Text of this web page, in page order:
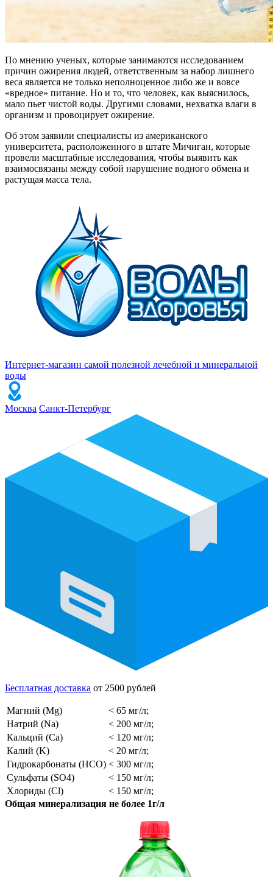
По мнению ученых, которые занимаются исследованием
причин ожирения людей, ответственным за набор лишнего
веса является не только неполноценное либо же и вовсе
«вредное» питание. Но и то, что человек, как выяснилось,
мало пьет чистой воды. Другими словами, нехватка влаги в
организм и провоцирует ожирение.
Об этом заявили специалисты из американского
университета, расположенного в штате Мичиган, которые
провели масштабные исследования, чтобы выявить как
взаимосвязаны между собой нарушение водного обмена и
растущая масса тела.
Интернет-магазин самой полезной лечебной и минеральной
воды
Москва Санкт-Петербург
Бесплатная доставка от 2500 рублей
Магний (Mg)
< 65 мг/л;
Натрий (Na)
< 200 мг/л;
Кальций (Ca)
< 120 мг/л;
Калий (K)
< 20 мг/л;
Гидрокарбонаты (HCO) < 300 мг/л;
Сульфаты (SO4)
< 150 мг/л;
Хлориды (Cl)
< 150 мг/л;
Общая минерализация не более 1г/л